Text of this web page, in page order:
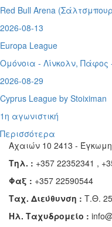
Red Bull Arena (
2026-08-13
Europa League
Ομόνοια - Λίνκολν, Πάφος
2026-08-29
Cyprus League by Stoiximan
1η αγωνιστική
Περισσότερα
Αχαιών 10 2413 -
Τηλ. : +357 22352341 ,
Φαξ : +357 22590544
Ταχ. Διεύθυνση : Τ.Θ.
Ηλ. Ταχυδρομείο :